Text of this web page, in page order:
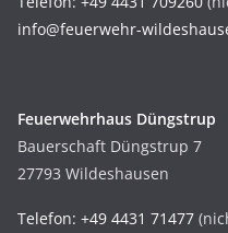
info@feuerwehr-
Feuerwehrhaus Düngstrup
Bauerschaft Düngstrup 7
27793 Wildeshausen
Telefon: +49 4431 71477